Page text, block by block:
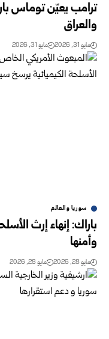
ترامب يعيّن توماس
والعراق
مايو 31, 2026 مايو 31, 2026
سوريا والعالم
باراك: إنهاء إرث
وأمنها‏
مايو 28, 2026 مايو 28, 2026